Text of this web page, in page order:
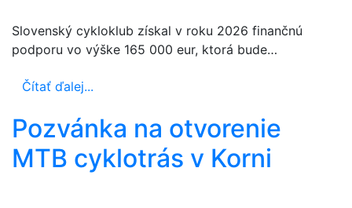
Slovenský cykloklub získal v roku 2026 finančnú
podporu vo výške 165 000 eur, ktorá bude…
Čítať ďalej...
Pozvánka na otvorenie
MTB cyklotrás v Korni